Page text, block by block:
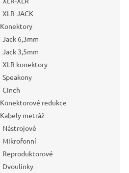
XLR-JACK
Konektory
Jack 6,3mm
Jack 3,5mm
XLR konektory
Speakony
Cinch
Konektorové redukce
Kabely metráž
Nástrojové
Mikrofonní
Reproduktorové
Dvoulinky